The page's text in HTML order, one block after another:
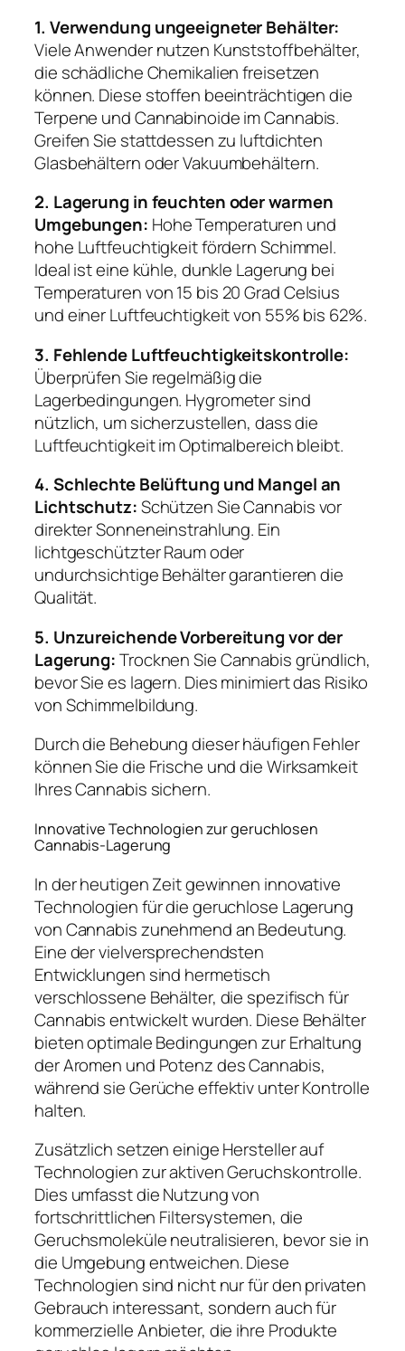
1. Verwendung ungeeigneter Behälter:
Viele Anwender nutzen Kunststoffbehälter,
die schädliche Chemikalien freisetzen
können. Diese stoffen beeinträchtigen die
Terpene und Cannabinoide im Cannabis.
Greifen Sie stattdessen zu luftdichten
Glasbehältern oder Vakuumbehältern.
2. Lagerung in feuchten oder warmen
Umgebungen: Hohe Temperaturen und
hohe Luftfeuchtigkeit fördern Schimmel.
Ideal ist eine kühle, dunkle Lagerung bei
Temperaturen von 15 bis 20 Grad Celsius
und einer Luftfeuchtigkeit von 55% bis 62%.
3. Fehlende Luftfeuchtigkeitskontrolle:
Überprüfen Sie regelmäßig die
Lagerbedingungen. Hygrometer sind
nützlich, um sicherzustellen, dass die
Luftfeuchtigkeit im Optimalbereich bleibt.
4. Schlechte Belüftung und Mangel an
Lichtschutz:Schützen Sie Cannabis vor
direkter Sonneneinstrahlung. Ein
lichtgeschützter Raum oder
undurchsichtige Behälter garantieren die
Qualität.
5. Unzureichende Vorbereitung vor der
Lagerung:Trocknen Sie Cannabis gründlich,
bevor Sie es lagern. Dies minimiert das Risiko
von Schimmelbildung.
Durch die Behebung dieser häufigen Fehler
können Sie die Frische und die Wirksamkeit
Ihres Cannabis sichern.
Innovative Technologien zur geruchlosen
Cannabis-Lagerung
In der heutigen Zeit gewinnen innovative
Technologien für die geruchlose Lagerung
von Cannabis zunehmend an Bedeutung.
Eine der vielversprechendsten
Entwicklungen sind hermetisch
verschlossene Behälter, die spezifisch für
Cannabis entwickelt wurden. Diese Behälter
bieten optimale Bedingungen zur Erhaltung
der Aromen und Potenz des Cannabis,
während sie Gerüche effektiv unter Kontrolle
halten.
Zusätzlich setzen einige Hersteller auf
Technologien zur aktiven Geruchskontrolle.
Dies umfasst die Nutzung von
fortschrittlichen Filtersystemen, die
Geruchsmoleküle neutralisieren, bevor sie in
die Umgebung entweichen. Diese
Technologien sind nicht nur für den privaten
Gebrauch interessant, sondern auch für
kommerzielle Anbieter, die ihre Produkte